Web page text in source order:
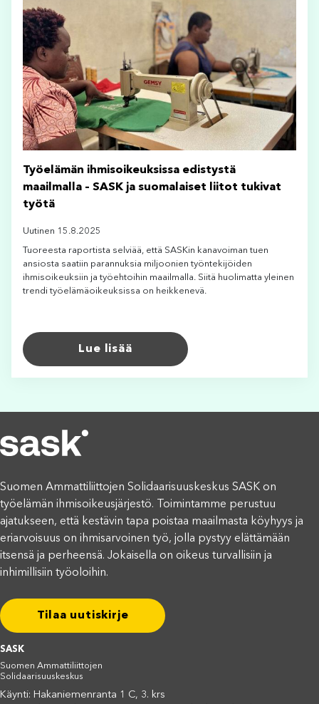
Työelämän ihmisoikeuksissa edistystä
maailmalla – SASK ja suomalaiset liitot tukivat
työtä
Uutinen 15.8.2025
Tuoreesta raportista selviää, että SASKin kanavoiman tuen
ansiosta saatiin parannuksia miljoonien työntekijöiden
ihmisoikeuksiin ja työehtoihin maailmalla. Siitä huolimatta yleinen
trendi työelämäoikeuksissa on heikkenevä.
Lue lisää
Suomen Ammattiliittojen Solidaarisuuskeskus SASK on
työelämän ihmisoikeusjärjestö. Toimintamme perustuu
ajatukseen, että kestävin tapa poistaa maailmasta köyhyys ja
eriarvoisuus on ihmisarvoinen työ, jolla pystyy elättämään
itsensä ja perheensä. Jokaisella on oikeus turvallisiin ja
inhimillisiin työoloihin.
Tilaa uutiskirje
SASK
Suomen Ammattiliittojen
Solidaarisuuskeskus
Käynti: Hakaniemenranta 1 C, 3. krs